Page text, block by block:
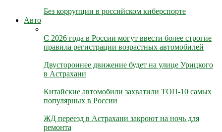
Без коррупции в российском киберспорте
Авто
С 2026 года в России могут ввести более строгие
правила регистрации возрастных автомобилей
Двустороннее движение будет на улице Урицкого
в Астрахани
Китайские автомобили захватили ТОП-10 самых
популярных в России
ЖД переезд в Астрахани закроют на ночь для
ремонта